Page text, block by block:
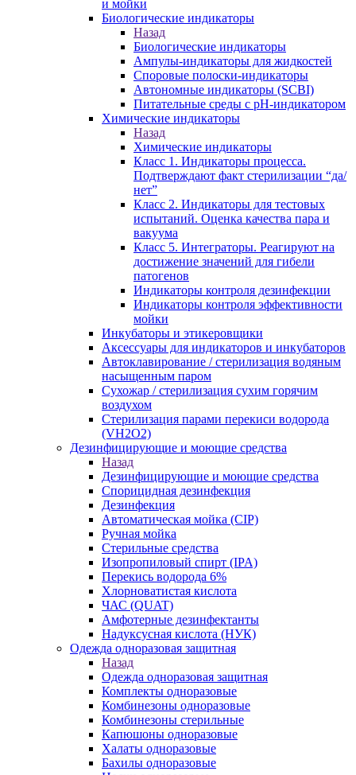
и мойки
Биологические индикаторы
Назад
Биологические индикаторы
Ампулы-индикаторы для жидкостей
Споровые полоски-индикаторы
Автономные индикаторы (SCBI)
Питательные среды с рН-индикатором
Химические индикаторы
Назад
Химические индикаторы
Класс 1. Индикаторы процесса.
Подтверждают факт стерилизации “да/
нет”
Класс 2. Индикаторы для тестовых
испытаний. Оценка качества пара и
вакуума
Класс 5. Интеграторы. Реагируют на
достижение значений для гибели
патогенов
Индикаторы контроля дезинфекции
Индикаторы контроля эффективности
мойки
Инкубаторы и этикеровщики
Аксессуары для индикаторов и инкубаторов
Автоклавирование / стерилизация водяным
насыщенным паром
Сухожар / стерилизация сухим горячим
воздухом
Стерилизация парами перекиси водорода
(VH2O2)
Дезинфицирующие и моющие средства
Назад
Дезинфицирующие и моющие средства
Спорицидная дезинфекция
Дезинфекция
Автоматическая мойка (CIP)
Ручная мойка
Стерильные средства
Изопропиловый спирт (IPA)
Перекись водорода 6%
Хлорноватистая кислота
ЧАС (QUAT)
Амфотерные дезинфектанты
Надуксусная кислота (НУК)
Одежда одноразовая защитная
Назад
Одежда одноразовая защитная
Комплекты одноразовые
Комбинезоны одноразовые
Комбинезоны стерильные
Капюшоны одноразовые
Халаты одноразовые
Бахилы одноразовые